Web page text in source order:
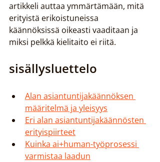
artikkeli auttaa ymmärtämään, mitä
erityistä erikoistuneissa
käännöksissä oikeasti vaaditaan ja
miksi pelkkä kielitaito ei riitä.
sisällysluettelo
Alan asiantuntijakäännöksen
määritelmä ja yleisyys
Eri alan asiantuntijakäännösten
erityispiirteet
Kuinka ai+human-työprosessi
varmistaa laadun